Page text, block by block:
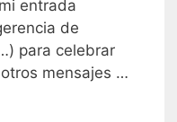
entrada
de
para celebrar
mensajes …